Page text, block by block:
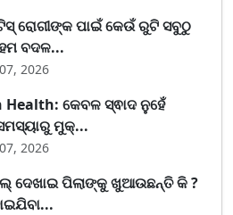
ରୋଗୀଙ୍କ ପାଇଁ କେଉଁ ରୁଟି ସବୁଠୁ
ବଦଳ...
2026
କେବଳ ସ୍ଵାଦ ନୁହେଁ
ମୁକ୍...
2026
ଦେଖାଇ ପିଲାଙ୍କୁ ଖୁଆଉଛନ୍ତି କି ?